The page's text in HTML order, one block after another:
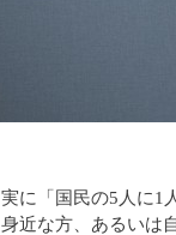
実に「国民の5人に1
身近な方、あるいは